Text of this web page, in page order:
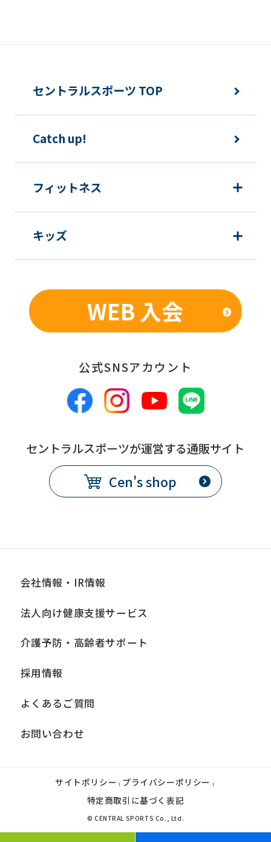
セントラルスポーツ TOP
Catch up!
フィットネス
キッズ
WEB 入会
公式SNSアカウント
セントラルスポーツが運営する通販サイト
Cen's shop
会社情報・IR情報
法人向け健康支援サービス
介護予防・高齢者サポート
採用情報
よくあるご質問
お問い合わせ
サイトポリシー | プライバシーポリシー |
特定商取引に基づく表記
© CENTRAL SPORTS Co., Ltd.